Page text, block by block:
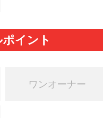
イント
ワンオーナー